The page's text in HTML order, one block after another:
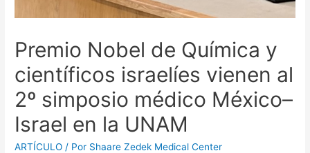
Premio Nobel de Química y
científicos israelíes vienen al
2º simposio médico México–
Israel en la UNAM
ARTÍCULO / Por Shaare Zedek Medical Center